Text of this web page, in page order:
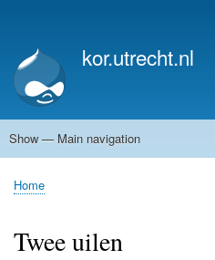
account
menu
kor.utrecht.nl
Main
Show — Main navigation
Home
Kunstwerken
Actueel
Routes
Breadcrumb
Home
Twee uilen